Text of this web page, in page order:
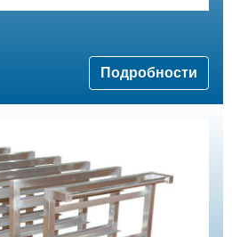
Подробности